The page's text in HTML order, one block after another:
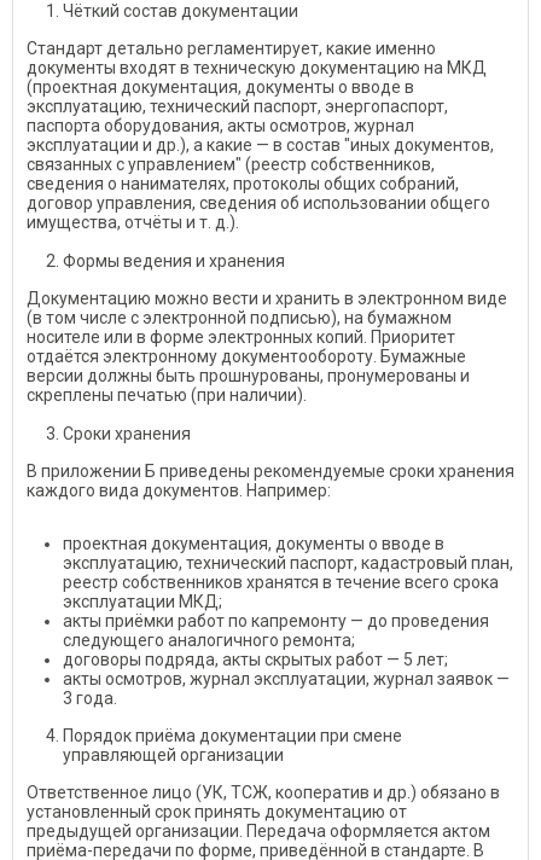
Чёткий состав документации
Стандарт детально регламентирует, какие именно
документы входят в техническую документацию на МКД
(проектная документация, документы о вводе в
эксплуатацию, технический паспорт, энергопаспорт,
паспорта оборудования, акты осмотров, журнал
эксплуатации и др.), а какие — в состав "иных документов,
связанных с управлением" (реестр собственников,
сведения о нанимателях, протоколы общих собраний,
договор управления, сведения об использовании общего
имущества, отчёты и т. д.).
Формы ведения и хранения
Документацию можно вести и хранить в электронном виде
(в том числе с электронной подписью), на бумажном
носителе или в форме электронных копий. Приоритет
отдаётся электронному документообороту. Бумажные
версии должны быть прошнурованы, пронумерованы и
скреплены печатью (при наличии).
Сроки хранения
В приложении Б приведены рекомендуемые сроки хранения
каждого вида документов. Например:
проектная документация, документы о вводе в
эксплуатацию, технический паспорт, кадастровый план,
реестр собственников хранятся в течение всего срока
эксплуатации МКД;
акты приёмки работ по капремонту — до проведения
следующего аналогичного ремонта;
договоры подряда, акты скрытых работ — 5 лет;
акты осмотров, журнал эксплуатации, журнал заявок —
3 года.
Порядок приёма документации при смене
управляющей организации
Ответственное лицо (УК, ТСЖ, кооператив и др.) обязано в
установленный срок принять документацию от
предыдущей организации. Передача оформляется актом
приёма-передачи по форме, приведённой в стандарте. В